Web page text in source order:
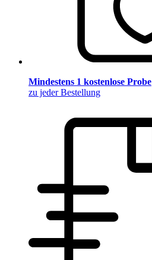
Mindestens 1 kostenlose Probe
zu jeder Bestellung